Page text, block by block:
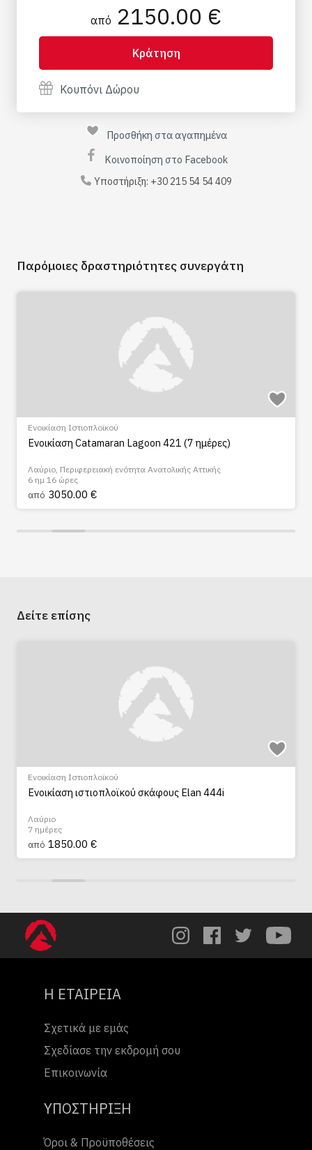
από 2150.00 €
Κράτηση
Κουπόνι Δώρου
Προσθήκη στα αγαπημένα
Κοινοποίηση στο Facebook
Υποστήριξη: +30 215 54 54 409
Παρόμοιες δραστηριότητες συνεργάτη
Ενοικίαση Ιστιοπλοϊκού
Ενοικίαση Catamaran Lagoon 421 (7 ημέρες)
Λαύριο, Περιφερειακή ενότητα Ανατολικής Αττικής
6 ημ 16 ώρες
από 3050.00 €
Δείτε επίσης
Ενοικίαση Ιστιοπλοϊκού
Ενοικίαση ιστιοπλοϊκού σκάφους Elan 444i
Λαύριο
7 ημέρες
από 1850.00 €
Η ΕΤΑΙΡΕΙΑ
Σχετικά με εμάς
Σχεδίασε την εκδρομή σου
Επικοινωνία
ΥΠΟΣΤΗΡΙΞΗ
Όροι & Προϋποθέσεις